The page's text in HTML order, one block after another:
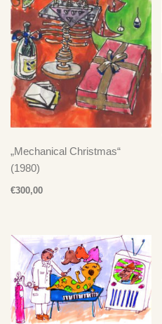
„Mechanical Christmas“
(1980)
€300,00